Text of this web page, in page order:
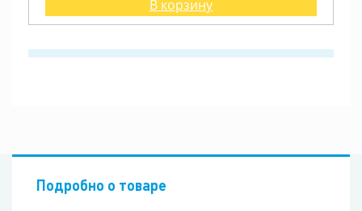
В корзину
Подробно о товаре